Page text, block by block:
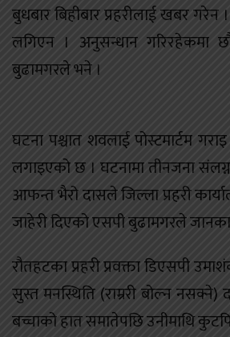
बुधबार बिहीबार प्रहरीलाई खबर गरेन
लगिएन । अनुसन्धान गरिरहेकमा
बुढामगरले भने ।
घटना पश्चात शवलाई पोस्टमार्टम
लगाइएको छ । घटनामा तीनजना
आफन्त भैरो दासले जिल्ला प्रहरी
जाहेरी दिएको एसपी बुढामगरले
रौतहटका प्रहरी प्रवक्ता डिएसपी
सुस्त मनस्थिति (राम्ररी बोल्न
बच्चाको हात समातेपछि उनीमाथि